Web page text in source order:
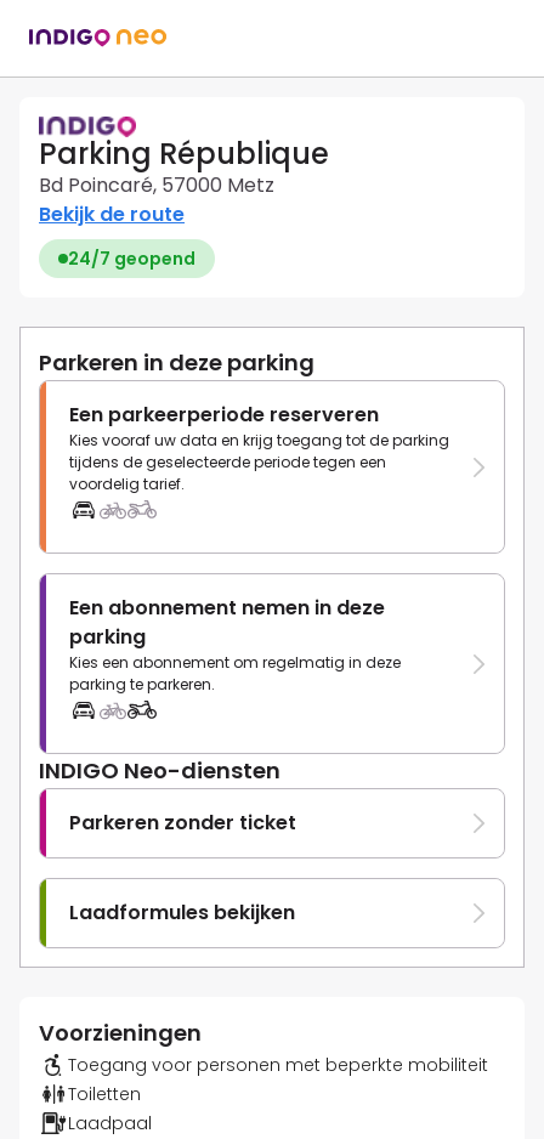
Parking République
Bd Poincaré, 57000 Metz
Bekijk de route
24/7 geopend
Parkeren in deze parking
Een parkeerperiode reserveren
Kies vooraf uw data en krijg toegang tot de parking
tijdens de geselecteerde periode tegen een
voordelig tarief.
Een abonnement nemen in deze
parking
Kies een abonnement om regelmatig in deze
parking te parkeren.
INDIGO Neo-diensten
Parkeren zonder ticket
Laadformules bekijken
Voorzieningen
Toegang voor personen met beperkte mobiliteit
Toiletten
Laadpaal